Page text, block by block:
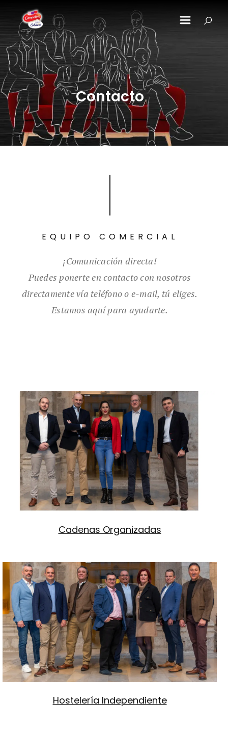
Contacto
EQUIPO COMERCIAL
¡Comunicación directa!
Puedes ponerte en contacto con nosotros
directamente vía teléfono o e-mail, tú eliges.
Estamos aquí para ayudarte.
Cadenas Organizadas
Hostelería Independiente